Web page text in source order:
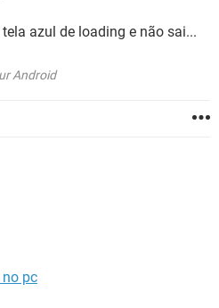
GMAIL
EXCEL
GMAIL
WHATSAPP
azul de loading e não sai...
Android
pc